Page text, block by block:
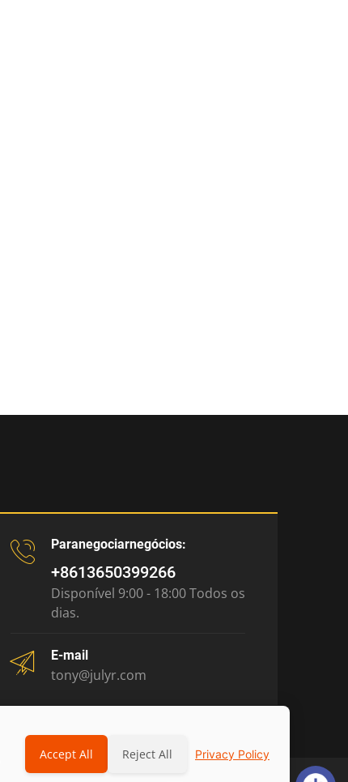
Paranegociarnegócios:
+8613650399266
Disponível 9:00 - 18:00 Todos os
dias.
E-mail
tony@julyr.com
Accept All Reject All Privacy Policy